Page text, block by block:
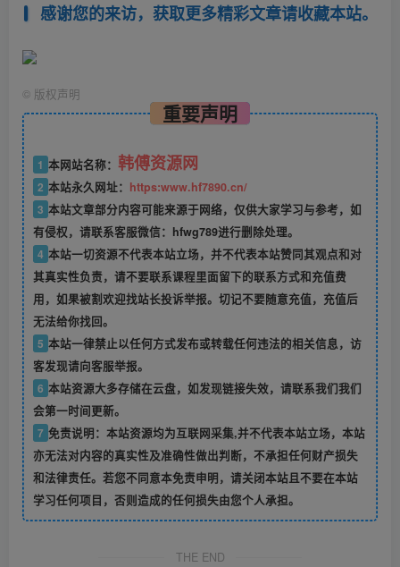
感谢您的来访，获取更多精彩文章请收藏本站。
© 版权声明
重要声明
1 本网站名称： 韩傅资源网
2 本站永久网址： https:www.hf7890.cn/
3 本站文章部分内容可能来源于网络，仅供大家学习与参考，如
有侵权，请联系客服微信：hfwg789进行删除处理。
4 本站一切资源不代表本站立场，并不代表本站赞同其观点和对
其真实性负责，请不要联系课程里面留下的联系方式和充值费
用，如果被割欢迎找站长投诉举报。切记不要随意充值，充值后
无法给你找回。
5 本站一律禁止以任何方式发布或转载任何违法的相关信息，访
客发现请向客服举报。
6 本站资源大多存储在云盘，如发现链接失效，请联系我们我们
会第一时间更新。
7 免责说明：本站资源均为互联网采集,并不代表本站立场，本站
亦无法对内容的真实性及准确性做出判断，不承担任何财产损失
和法律责任。若您不同意本免责申明，请关闭本站且不要在本站
学习任何项目，否则造成的任何损失由您个人承担。
THE END